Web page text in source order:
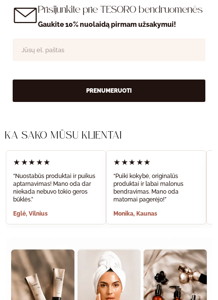
Prisijunkite prie TESORO bendruomenės
Gaukite 10% nuolaidą pirmam užsakymui!
PRENUMERUOTI
KĄ SAKO MŪSŲ KLIENTAI
★★★★★
“Nuostabūs produktai ir puikus
aptarnavimas! Mano oda dar
niekada nebuvo tokio geros
būklės.”
Eglė, Vilnius
★★★★★
“Puiki kokybė, originalūs
produktai ir labai malonus
bendravimas. Mano oda
matomai pagerėjo!”
Monika, Kaunas